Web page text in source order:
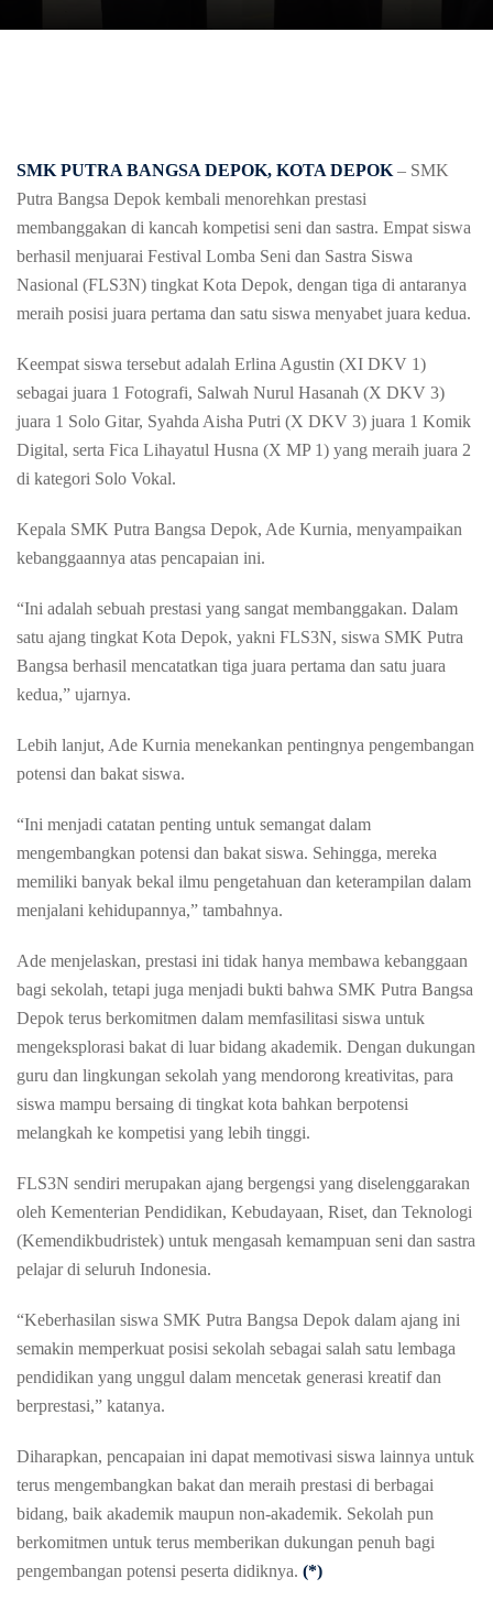
SMK PUTRA BANGSA DEPOK, KOTA DEPOK – SMK
Putra Bangsa Depok kembali menorehkan prestasi
membanggakan di kancah kompetisi seni dan sastra. Empat siswa
berhasil menjuarai Festival Lomba Seni dan Sastra Siswa
Nasional (FLS3N) tingkat Kota Depok, dengan tiga di antaranya
meraih posisi juara pertama dan satu siswa menyabet juara kedua.
Keempat siswa tersebut adalah Erlina Agustin (XI DKV 1)
sebagai juara 1 Fotografi, Salwah Nurul Hasanah (X DKV 3)
juara 1 Solo Gitar, Syahda Aisha Putri (X DKV 3) juara 1 Komik
Digital, serta Fica Lihayatul Husna (X MP 1) yang meraih juara 2
di kategori Solo Vokal.
Kepala SMK Putra Bangsa Depok, Ade Kurnia, menyampaikan
kebanggaannya atas pencapaian ini.
“Ini adalah sebuah prestasi yang sangat membanggakan. Dalam
satu ajang tingkat Kota Depok, yakni FLS3N, siswa SMK Putra
Bangsa berhasil mencatatkan tiga juara pertama dan satu juara
kedua,” ujarnya.
Lebih lanjut, Ade Kurnia menekankan pentingnya pengembangan
potensi dan bakat siswa.
“Ini menjadi catatan penting untuk semangat dalam
mengembangkan potensi dan bakat siswa. Sehingga, mereka
memiliki banyak bekal ilmu pengetahuan dan keterampilan dalam
menjalani kehidupannya,” tambahnya.
Ade menjelaskan, prestasi ini tidak hanya membawa kebanggaan
bagi sekolah, tetapi juga menjadi bukti bahwa SMK Putra Bangsa
Depok terus berkomitmen dalam memfasilitasi siswa untuk
mengeksplorasi bakat di luar bidang akademik. Dengan dukungan
guru dan lingkungan sekolah yang mendorong kreativitas, para
siswa mampu bersaing di tingkat kota bahkan berpotensi
melangkah ke kompetisi yang lebih tinggi.
FLS3N sendiri merupakan ajang bergengsi yang diselenggarakan
oleh Kementerian Pendidikan, Kebudayaan, Riset, dan Teknologi
(Kemendikbudristek) untuk mengasah kemampuan seni dan sastra
pelajardi seluruh Indonesia.
“Keberhasilan siswa SMK Putra Bangsa Depok dalam ajang ini
semakin memperkuat posisi sekolah sebagai salah satu lembaga
pendidikan yang unggul dalam mencetak generasi kreatifdan
berprestasi,” katanya.
Diharapkan, pencapaian ini dapat memotivasi siswa lainnya untuk
terus mengembangkan bakat dan meraih prestasi di berbagai
bidang, baik akademik maupun non-akademik. Sekolah pun
berkomitmen untuk terus memberikan dukungan penuh bagi
pengembangan potensi peserta didiknya. (*)